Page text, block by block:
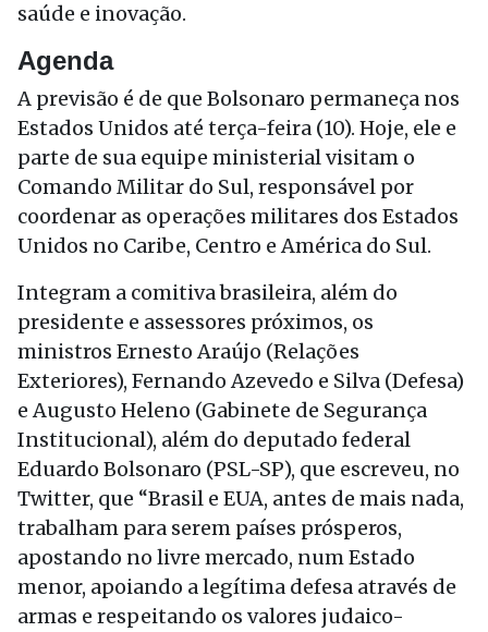
saúde e inovação.
Agenda
A previsão é de que Bolsonaro permaneça nos
Estados Unidos até terça-feira (10). Hoje, ele e
parte de sua equipe ministerial visitam o
Comando Militar do Sul, responsável por
coordenar as operações militares dos Estados
Unidos no Caribe, Centro e América do Sul.
Integram a comitiva brasileira, além do
presidente e assessores próximos, os
ministros Ernesto Araújo (Relações
Exteriores), Fernando Azevedo e Silva (Defesa)
e Augusto Heleno (Gabinete de Segurança
Institucional), além do deputado federal
Eduardo Bolsonaro (PSL-SP), que escreveu, no
Twitter, que “Brasil e EUA, antes de mais nada,
trabalham para serem países prósperos,
apostando no livre mercado, num Estado
menor, apoiando a legítima defesa através de
armas e respeitando os valores judaico-